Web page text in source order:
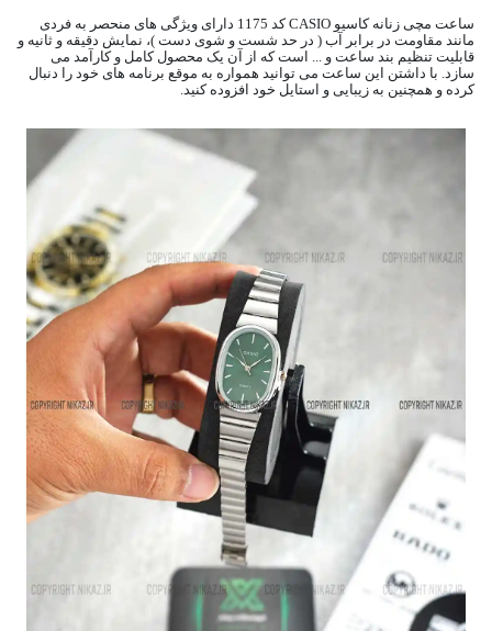
ساعت مچی زنانه کاسیو CASIO کد 1175 دارای ویژگی های منحصر به فردی
مانند مقاومت در برابر آب ( در حد شست و شوی دست )، نمایش دقیقه و ثانیه و
قابلیت تنظیم بند ساعت و ... است که از آن یک محصول کامل و کارآمد می
سازد. با داشتن این ساعت می توانید همواره به موقع برنامه های خود را دنبال
کرده و همچنین به زیبایی و استایل خود افزوده کنید.